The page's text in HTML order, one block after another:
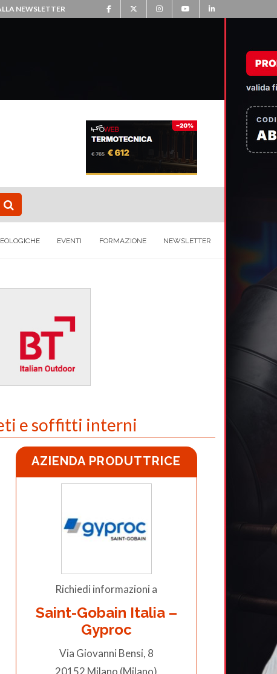
NEWSLETTER
EVENTI FORMAZIONE NEWSLETTER
e soffitti interni
AZIENDA PRODUTTRICE
Richiedi informazioni a
Saint-Gobain Italia –
Gyproc
Via Giovanni Bensi, 8
20152 Milano (Milano)